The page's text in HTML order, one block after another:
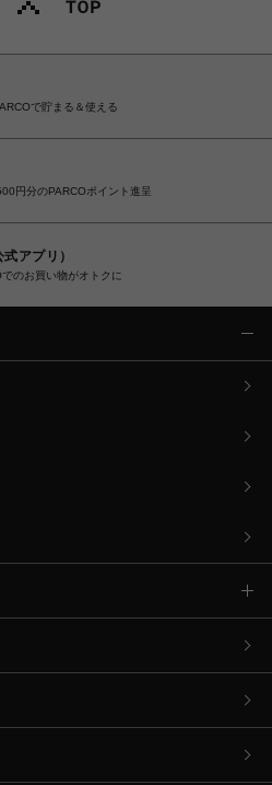
で貯まる＆使える
円分のPARCOポイント進呈
アプリ）
のお買い物がオトクに